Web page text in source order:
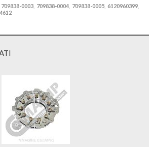
709838-0003 709838-0004 709838-0005 6120960399